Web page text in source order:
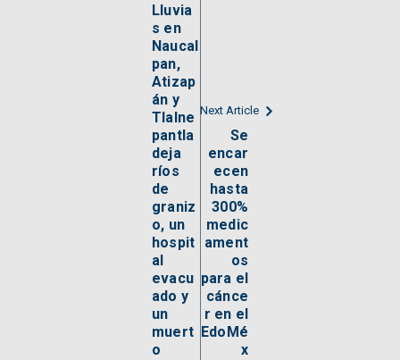
Lluvia
s en
Naucal
pan,
Atizap
án y
Tlalne
pantla
deja
ríos
de
graniz
o, un
hospit
al
evacu
ado y
un
muert
o
Next Article
Se
encar
ecen
hasta
300%
medic
ament
os
para el
cánce
r en el
EdoMé
x